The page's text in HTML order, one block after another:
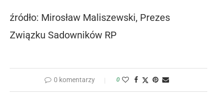
źródło: Mirosław Maliszewski, Prezes
Związku Sadowników RP
0 komentarzy 0